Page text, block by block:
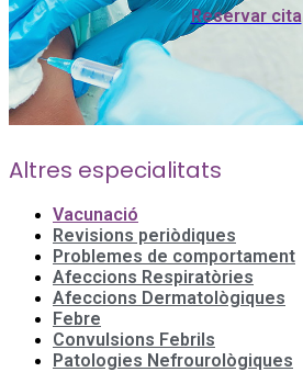
Reservar cita
Altres especialitats
Vacunació
Revisions periòdiques
Problemes de comportament
Afeccions Respiratòries
Afeccions Dermatològiques
Febre
Convulsions Febrils
Patologies Nefrourològiques